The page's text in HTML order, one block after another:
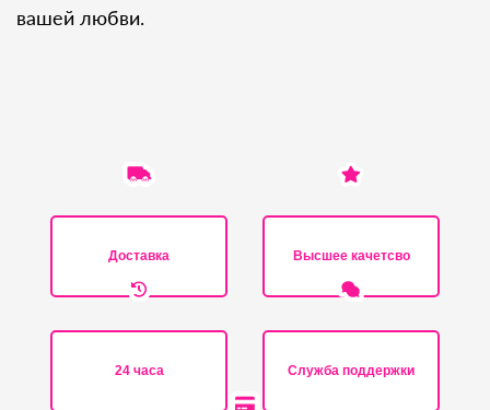
вашей любви.
Доставка Высшее качетсво
24 часа Служба поддержки